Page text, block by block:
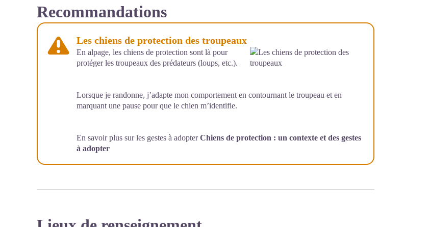
Recommandations
Les chiens de protection des troupeaux
En alpage, les chiens de protection sont là pour
protéger les troupeaux des prédateurs (loups, etc.).
Lorsque je randonne, j’adapte mon comportement en contournant le troupeau et en
marquant une pause pour que le chien m’identifie.
En savoir plus sur les gestes à adopterChiens de protection : un contexte et des gestes
à adopter